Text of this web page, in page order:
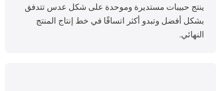
ينتج حبيبات مستديرة وموحدة على شكل عدس تتدفق
بشكل أفضل وتبدو أكثر اتساقًا في خط إنتاج المنتج
النهائي.